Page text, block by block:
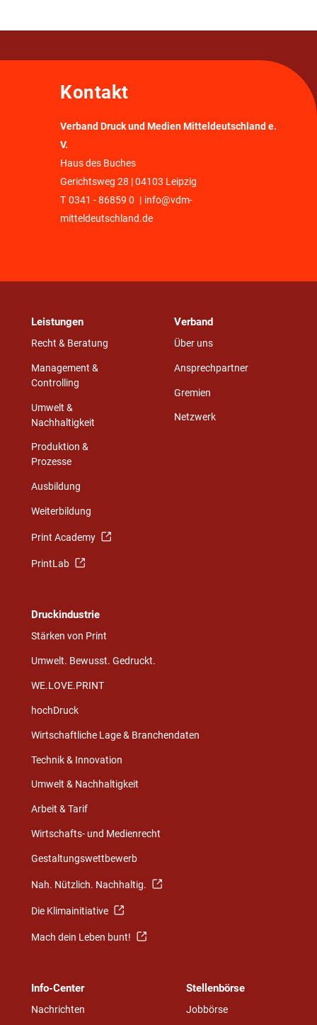
Kontakt
Verband Druck und Medien Mitteldeutschland e.
V.
Haus des Buches
Gerichtsweg 28 | 04103 Leipzig
T 0341 - 86859 0 | info@vdm-
mitteldeutschland.de
Leistungen
Recht & Beratung
Management &
Controlling
Umwelt &
Nachhaltigkeit
Produktion &
Prozesse
Ausbildung
Weiterbildung
Print Academy
PrintLab
Verband
Über uns
Ansprechpartner
Gremien
Netzwerk
Druckindustrie
Stärken von Print
Umwelt. Bewusst. Gedruckt.
WE.LOVE.PRINT
hochDruck
Wirtschaftliche Lage & Branchendaten
Technik & Innovation
Umwelt & Nachhaltigkeit
Arbeit & Tarif
Wirtschafts- und Medienrecht
Gestaltungswettbewerb
Nah. Nützlich. Nachhaltig.
Die Klimainitiative
Mach dein Leben bunt!
Info-Center
Nachrichten
Stellenbörse
Jobbörse